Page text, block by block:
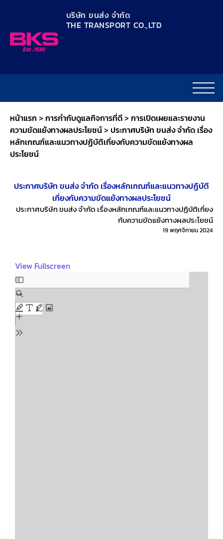
บริษัท ขนส่ง จำกัด
THE TRANSPORT CO.,LTD​
หน้าแรก > การกำกับดูแลกิจการที่ดี> การเปิดเผยและรายงาน
ความขัดแย้งทางผลประโยชน์> ประกาศบริษัท ขนส่ง จำกัด เรื่อง
หลักเกณฑ์และแนวทางปฏิบัติเกี่ยงกับความขัดแย้งทางผล
ประโยชน์
ประกาศบริษัท ขนส่ง จำกัด เรื่องหลักเกณฑ์และแนวทางปฏิบัติ
เกี่ยงกับความขัดแย้งทางผลประโยชน์
ประกาศบริษัท ขนส่ง จำกัด เรื่องหลักเกณฑ์และแนวทางปฏิบัติเกี่ยง
กับความขัดแย้งทางผลประโยชน์
19 พฤศจิกายน 2024
View Fullscreen